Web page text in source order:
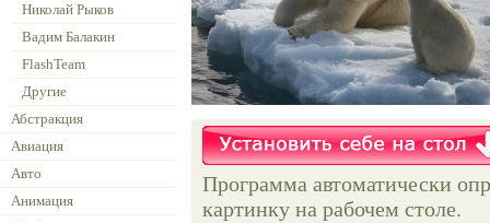
Николай Рыков
Вадим Балакин
FlashTeam
Другие
Абстракция
Авиация
Авто
Анимация
Программа автоматически
картинку на рабочем столе.